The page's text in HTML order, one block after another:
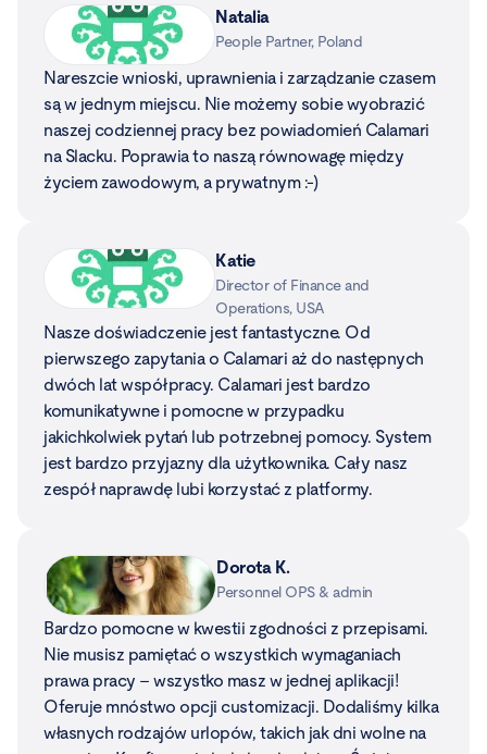
People Partner, Poland
Nareszcie wnioski, uprawnienia i zarządzanie czasem
są w jednym miejscu. Nie możemy sobie wyobrazić
naszej codziennej pracy bez powiadomień Calamari
na Slacku. Poprawia to naszą równowagę między
życiem zawodowym, a prywatnym :-)
Director of Finance and
Operations, USA
Nasze doświadczenie jest fantastyczne. Od
pierwszego zapytania o Calamari aż do następnych
dwóch lat współpracy. Calamari jest bardzo
komunikatywne i pomocne w przypadku
jakichkolwiek pytań lub potrzebnej pomocy. System
jest bardzo przyjazny dla użytkownika. Cały nasz
zespół naprawdę lubi korzystać z platformy.
Personnel OPS & admin
Bardzo pomocne w kwestii zgodności z przepisami.
Nie musisz pamiętać o wszystkich wymaganiach
prawa pracy – wszystko masz w jednej aplikacji!
Oferuje mnóstwo opcji customizacji. Dodaliśmy kilka
własnych rodzajów urlopów, takich jak dni wolne na
rocznicę. Konfiguracja była bardzo łatwa. Świetne